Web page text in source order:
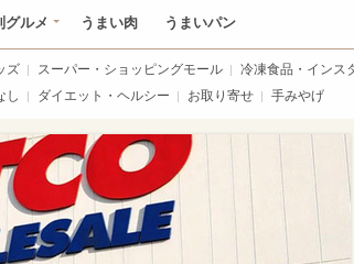
グルメ うまい肉 うまいパン
ズ スーパー・ショッピングモール 冷凍食品・インス
し ダイエット・ヘルシー お取り寄せ 手みやげ